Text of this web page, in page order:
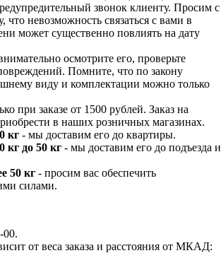
звонок клиенту. Просим с
невозможность связаться с вами в
может существенно повлиять на дату
осмотрите его, проверьте
Помните, что по закону
виду и комплектации можно только
при заказе от 1500 рублей. Заказ на
в наших розничных магазинах.
кг - мы доставим его до квартиры.
кг до 50 кг - мы доставим его до подъезда и
50 кг - просим вас обеспечить
силами.
от веса заказа и расстояния от МКАД: